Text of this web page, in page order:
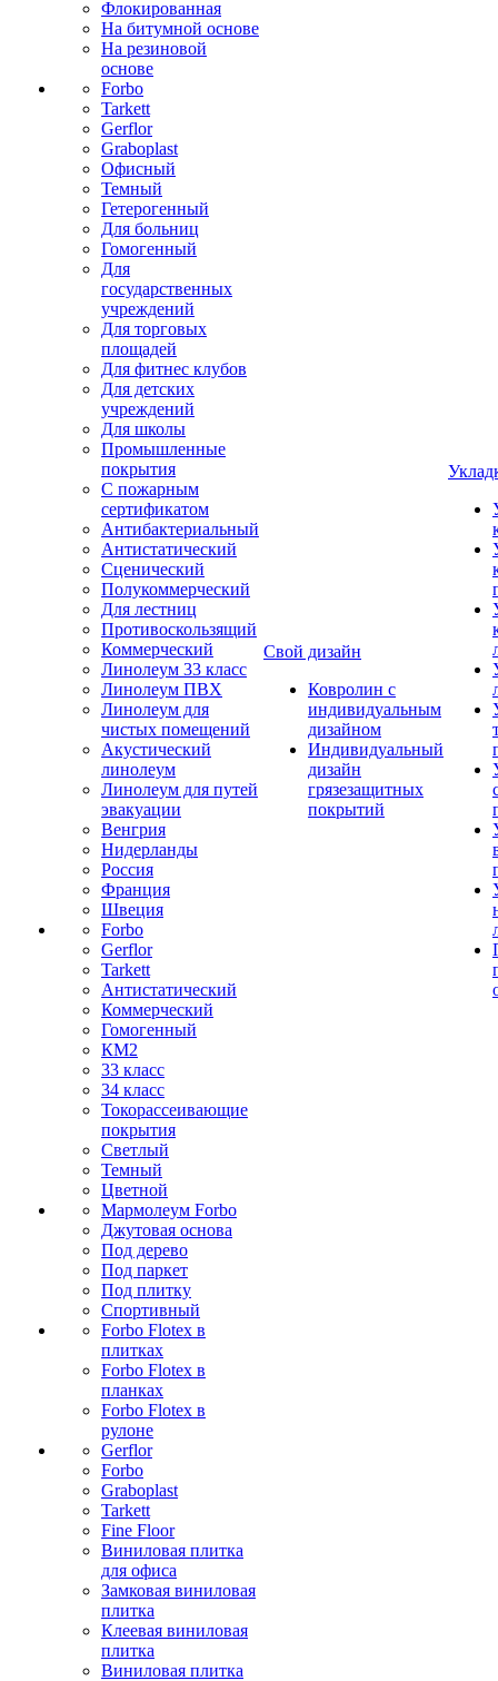
Флокированная
На битумной основе
На резиновой
основе
Forbo
Tarkett
Gerflor
Graboplast
Офисный
Темный
Гетерогенный
Для больниц
Гомогенный
Для
государственных
учреждений
Для торговых
площадей
Для фитнес клубов
Для детских
учреждений
Для школы
Промышленные
покрытия
С пожарным
сертификатом
Антибактериальный
Антистатический
Сценический
Полукоммерческий
Для лестниц
Противоскользящий
Коммерческий
Линолеум 33 класс
Линолеум ПВХ
Линолеум для
чистых помещений
Акустический
линолеум
Линолеум для путей
эвакуации
Венгрия
Нидерланды
Россия
Франция
Швеция
Forbo
Gerflor
Tarkett
Антистатический
Коммерческий
Гомогенный
КМ2
33 класс
34 класс
Токорассеивающие
покрытия
Светлый
Темный
Цветной
Мармолеум Forbo
Джутовая основа
Под дерево
Под паркет
Под плитку
Спортивный
Forbo Flotex в
плитках
Forbo Flotex в
планках
Forbo Flotex в
рулоне
Gerflor
Forbo
Graboplast
Tarkett
Fine Floor
Виниловая плитка
для офиса
Замковая виниловая
плитка
Клеевая виниловая
плитка
Виниловая плитка
Свой дизайн
Ковролин с
индивидуальным
дизайном
Индивидуальный
дизайн
грязезащитных
покрытий